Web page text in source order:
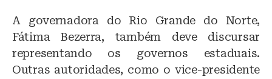
A governadora do Rio Grande do Norte,
Fátima Bezerra, também deve discursar
representando os governos estaduais.
Outras autoridades, como o vice-presidente